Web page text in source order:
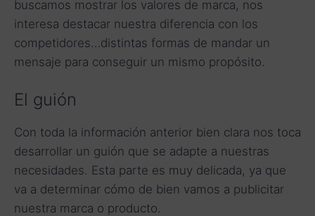
buscamos mostrar los valores de marca, nos
interesa destacar nuestra diferencia con los
competidores…distintas formas de mandar un
mensaje para conseguir un mismo propósito.
El guión
Con toda la información anterior bien clara nos toca
desarrollar un guión que se adapte a nuestras
necesidades. Esta parte es muy delicada, ya que
va a determinar cómo de bien vamos a publicitar
nuestra marca o producto.